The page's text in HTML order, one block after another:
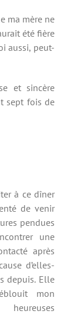
ma mère ne
été fière
aussi, peut-
et sincère
sept fois de
à ce dîner
de venir
pendues
une
après
d’elles-
depuis. Elle
mon
heureuses